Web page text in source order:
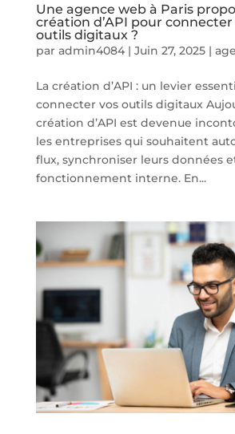
Une agence web à Paris
création d’API pour
outils digitaux ?
par admin4084| Juin 27, 2025|
La création d’API : un levier
connecter vos outils digitaux
création d’API est devenue
les entreprises qui souhaitent
flux, synchroniser leurs données
fonctionnement interne. En...